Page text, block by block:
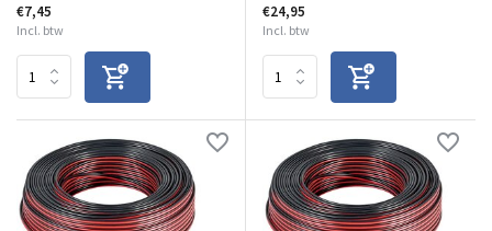
€7,45
Incl. btw
€24,95
Incl. btw